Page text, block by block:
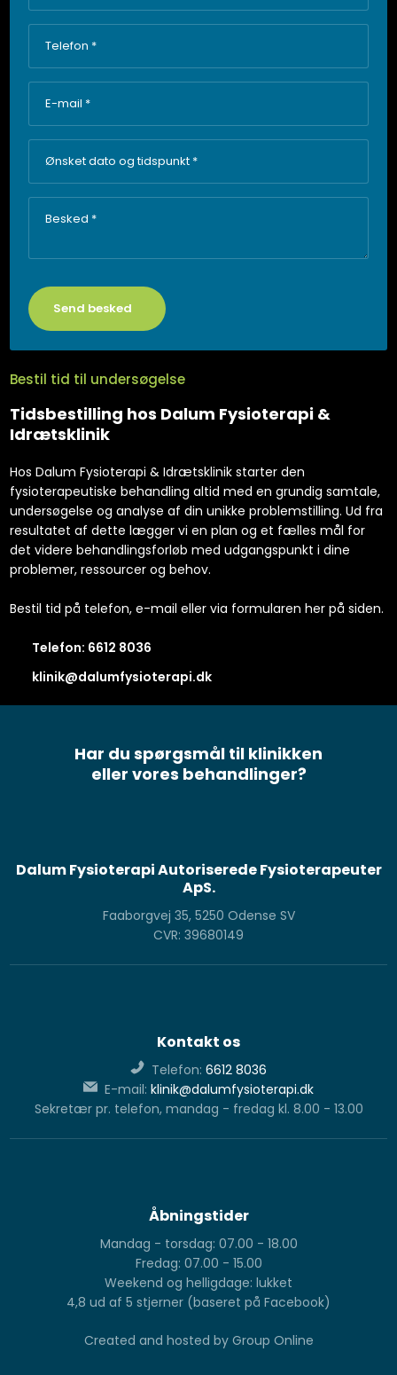
Bestil tid til undersøgelse
Tidsbestilling hos Dalum Fysioterapi &
Idrætsklinik
Hos Dalum Fysioterapi & Idrætsklinik starter den
fysioterapeutiske behandling altid med en grundig samtale,
undersøgelse og analyse af din unikke problemstilling. Ud fra
resultatet af dette lægger vi en plan og et fælles mål for
det videre behandlingsforløb med udgangspunkt i dine
problemer, ressourcer og behov.
Bestil tid på telefon, e-mail eller via formularen her på siden.
Telefon: 6612 8036​
klinik@dalumfysioterapi.dk
Har du spørgsmål til klinikken
​eller vores behandlinger?
Dalum Fysioterapi Autoriserede Fysioterapeuter
ApS.
Faaborgvej 35, 5250 Odense SV
CVR: 39680149
Kontakt os
Telefon: 6612 8036
E-mail: klinik@dalumfysioterapi.dk
Sekretær pr. telefon, mandag - fredag kl. 8.00 - 13.00
Åbningstider
Mandag - torsdag: 07.00 - 18.00
Fredag: 07.00 - 15.00
Weekend og helligdage: lukket
4,8 ud af 5 stjerner (baseret på Facebook)​
Created and hosted by Group Online